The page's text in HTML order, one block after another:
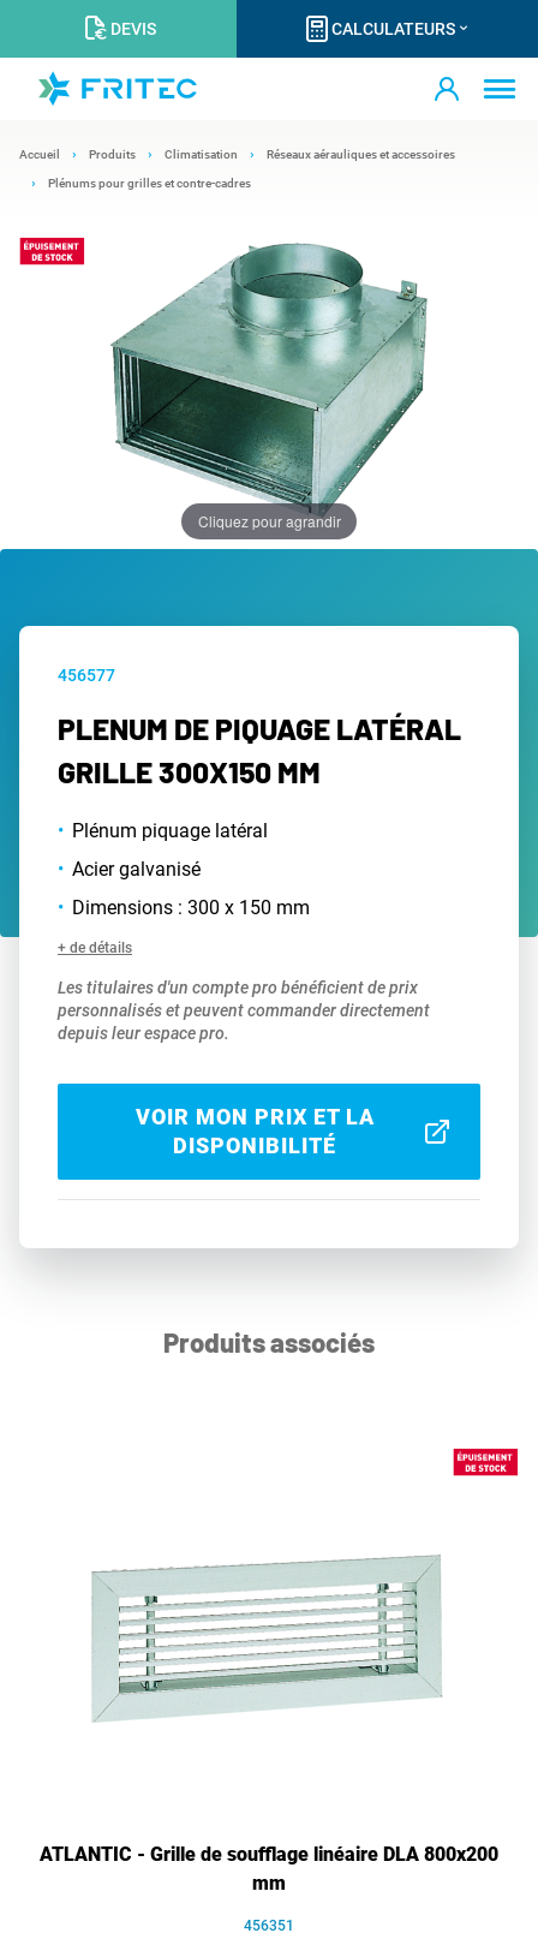
DEVIS CALCULATEURS
Accueil Produits Climatisation Réseaux aérauliques et accessoires
Plénums pour grilles et contre-cadres
Cliquez pour agrandir
456577
PLENUM DE PIQUAGE LATÉRAL
GRILLE 300X150 MM
Plénum piquage latéral
Acier galvanisé
Dimensions : 300 x 150 mm
+ de détails
Les titulaires d'un compte pro bénéficient de prix
personnalisés et peuvent commander directement
depuis leur espace pro.
VOIR MON PRIX ET LA
DISPONIBILITÉ
Produits associés
ATLANTIC - Grille de soufflage linéaire DLA 800x200
mm
456351